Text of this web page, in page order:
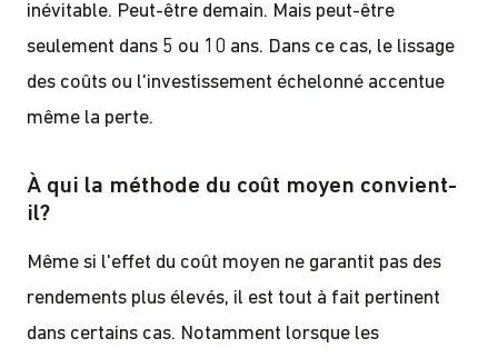
inévitable. Peut-être demain. Mais peut-être
seulement dans 5 ou 10 ans. Dans ce cas, le lissage
des coûts ou l'investissement échelonné accentue
même la perte.
À qui la méthode du coût moyen convient-
il?
Même si l'effet du coût moyen ne garantit pas des
rendements plus élevés, il est tout à fait pertinent
dans certains cas. Notamment lorsque les